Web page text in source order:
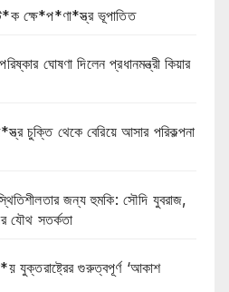
ক্ষে*প*ণা*স্ত্র ভূপাতিত
ঘোষণা দিলেন প্রধানমন্ত্রী কিয়ার
চুক্তি থেকে বেরিয়ে আসার পরিকল্পনা
জন্য হুমকি: সৌদি যুবরাজ,
যৌথ সতর্কতা
যুক্তরাষ্ট্রের গুরুত্বপূর্ণ ‘আকাশ